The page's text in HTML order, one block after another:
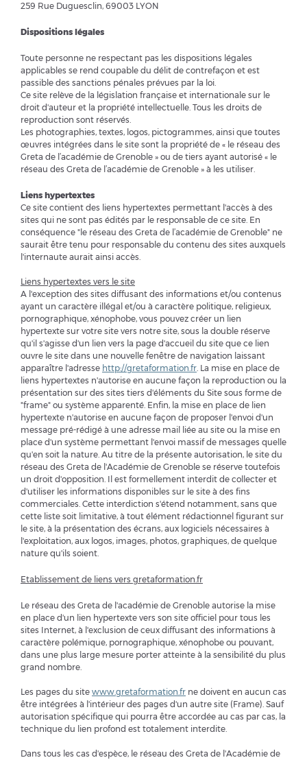
259 Rue Duguesclin, 69003 LYON
Dispositions légales
Toute personne ne respectant pas les dispositions légales
applicables se rend coupable du délit de contrefaçon et est
passible des sanctions pénales prévues par la loi.
Ce site relève de la législation française et internationale sur le
droit d'auteur et la propriété intellectuelle. Tous les droits de
reproduction sont réservés.
Les photographies, textes, logos, pictogrammes, ainsi que toutes
œuvres intégrées dans le site sont la propriété de « le réseau des
Greta de l’académie de Grenoble » ou de tiers ayant autorisé « le
réseau des Greta de l’académie de Grenoble » à les utiliser.
Liens hypertextes
Ce site contient des liens hypertextes permettant l'accès à des
sites qui ne sont pas édités par le responsable de ce site. En
conséquence "le réseau des Greta de l’académie de Grenoble" ne
saurait être tenu pour responsable du contenu des sites auxquels
l'internaute aurait ainsi accès.
Liens hypertextes vers le site
A l'exception des sites diffusant des informations et/ou contenus
ayant un caractère illégal et/ou à caractère politique, religieux,
pornographique, xénophobe, vous pouvez créer un lien
hypertexte sur votre site vers notre site, sous la double réserve
qu'il s'agisse d'un lien vers la page d'accueil du site que ce lien
ouvre le site dans une nouvelle fenêtre de navigation laissant
apparaître l'adresse http://gretaformation.fr. La mise en place de
liens hypertextes n'autorise en aucune façon la reproduction ou la
présentation sur des sites tiers d'éléments du Site sous forme de
"frame" ou système apparenté. Enfin, la mise en place de lien
hypertexte n'autorise en aucune façon de proposer l'envoi d'un
message pré-rédigé à une adresse mail liée au site ou la mise en
place d'un système permettant l'envoi massif de messages quelle
qu'en soit la nature. Au titre de la présente autorisation, le site du
réseau des Greta de l'Académie de Grenoble se réserve toutefois
un droit d'opposition. Il est formellement interdit de collecter et
d'utiliser les informations disponibles sur le site à des fins
commerciales. Cette interdiction s'étend notamment, sans que
cette liste soit limitative, à tout élément rédactionnel figurant sur
le site, à la présentation des écrans, aux logiciels nécessaires à
l'exploitation, aux logos, images, photos, graphiques, de quelque
nature qu'ils soient.
Etablissement de liens vers gretaformation.fr
Le réseau des Greta de l'académie de Grenoble autorise la mise
en place d'un lien hypertexte vers son site officiel pour tous les
sites Internet, à l'exclusion de ceux diffusant des informations à
caractère polémique, pornographique, xénophobe ou pouvant,
dans une plus large mesure porter atteinte à la sensibilité du plus
grand nombre.
Les pages du site www.gretaformation.fr ne doivent en aucun cas
être intégrées à l'intérieur des pages d'un autre site (Frame). Sauf
autorisation spécifique qui pourra être accordée au cas par cas, la
technique du lien profond est totalement interdite.
Dans tous les cas d'espèce, le réseau des Greta de l'Académie de